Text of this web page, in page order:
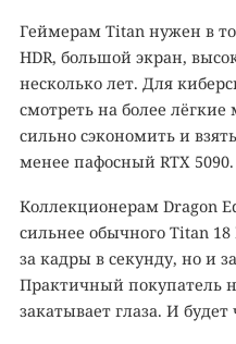
Геймерам Titan нужен в
HDR, большой экран,
несколько лет. Для
смотреть на более
сильно сэкономить и
менее пафосный RTX 5090.
Коллекционерам Dragon
сильнее обычного Titan 18
за кадры в секунду, но и
Практичный покупатель
закатывает глаза. И